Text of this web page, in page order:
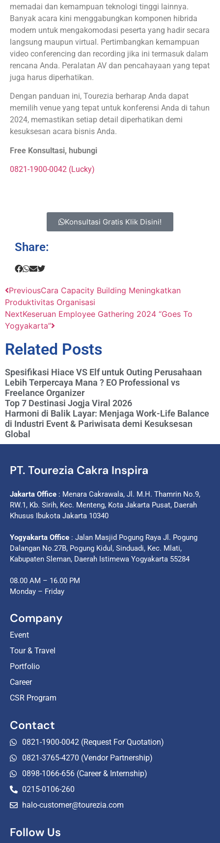
memadai dan kemampuan teknologi tinggi lainnya.
Banyak acara kini menggabungkan komponen hibrida
modern untuk mengakomodasi peserta yang hadir secara
langsung maupun virtual. Pertimbangkan kemampuan
video conferencing dan recording jika ini termasuk dalam
rencana Anda. Peralatan AV dan pencahayaan yang tepat
juga harus diperhatikan.
Dengan panduan ini, Tourezia berharap Anda dapat
memilih venue yang tepat untuk konferensi Anda di tahun
2024, memastikan setiap detail diperhatikan demi
kesuksesan acara bisnis Anda.
Free Konsultasi, hubungi
0821-1900-0042 (Lucky)
Konsultasi Gratis Klik Disini!
Share:
PreviousCara Capacity Building Meningkatkan
Produktivitas Organisasi
NextKeseruan Employee Gathering 2024 “Goes To
Yogyakarta”
Related Posts
Spesifikasi Hiace VS Elf untuk Outing Perusahaan
Lebih Terpercaya Mana ? EO Professional vs
Freelance Organizer
Top 7 Destinasi Jogja Viral 2026
Harmoni di Balik Layar: Menjaga Work-Life Balance
di Industri Event & Pariwisata demi Kesuksesan
Global
PT. Tourezia Cakra Inspira
Jakarta Office : Menara Cakrawala, Jl. M.H. Thamrin No.9,
RW.1, Kb. Sirih, Kec. Menteng, Kota Jakarta Pusat, Daerah
Khusus Ibukota Jakarta 10340
Yogyakarta Office : Jalan Masjid Pogung Raya Jl. Pogung
Dalangan No.27B, Pogung Kidul, Sinduadi, Kec. Mlati,
Kabupaten Sleman, Daerah Istimewa Yogyakarta 55284
08.00 AM – 16.00 PM
Monday – Friday
Company
Event
Tour & Travel
Portfolio
Career
CSR Program
Contact
0821-1900-0042 (Request For Quotation)
0821-3765-4270 (Vendor Partnership)
0898-1066-656 (Career & Internship)
0215-0106-260
halo-customer@tourezia.com
Follow Us